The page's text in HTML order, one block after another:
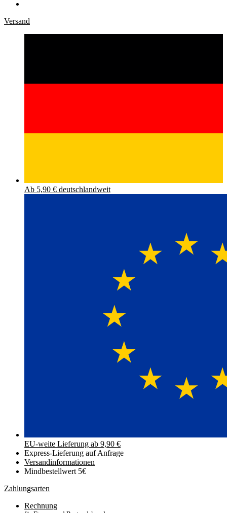
Versand
Ab 5,90 € deutschlandweit
EU-weite Lieferung ab 9,90 €
Express-Lieferung auf Anfrage
Versand­informationen
Mindbestellwert 5€
Zahlungsarten
Rechnung